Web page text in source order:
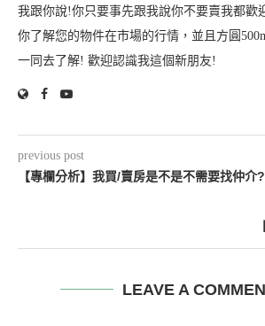
我跟你說!你只要事先跟我說你不要賣我都歡
你了解您的物件在市場的行情，並且方圓
一同去了解! 歡迎認識我這個新朋友!
previous post
【專欄分析】我買/賣房是不是不需要找仲介?
LEAVE A